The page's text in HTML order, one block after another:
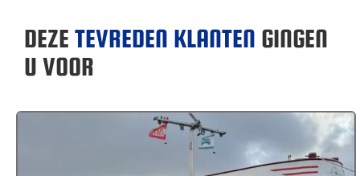
DEZE TEVREDEN KLANTEN GINGEN
U VOOR